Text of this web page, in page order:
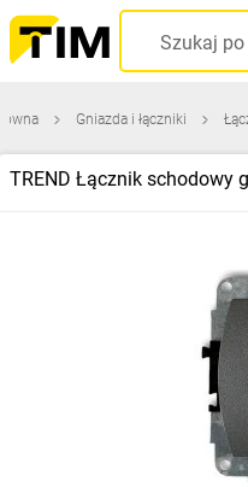
Gniazda i łączniki
TREND Łącznik schodowy